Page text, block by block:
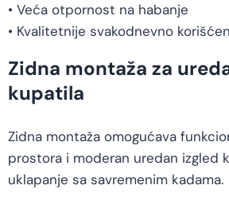
• Veća otpornost na habanje
• Kvalitetnije svakodnevno
Zidna montaža za
kupatila
Zidna montaža omogućava
prostora i moderan uredan izgled
uklapanje sa savremenim kadama.